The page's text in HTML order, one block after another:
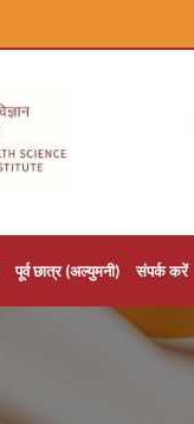
पूर्व छात्र (अल्युमनी) संपर्क करें